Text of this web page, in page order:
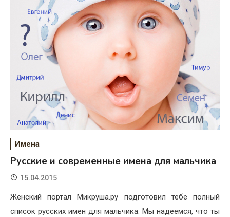
Имена
Русские и современные имена для мальчика
15.04.2015
Женский портал Микруша.ру подготовил тебе полный
список русских имен для мальчика. Мы надеемся, что ты